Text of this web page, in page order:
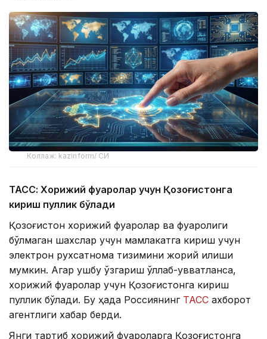
Коллаж: kazinform/ СИ
ТАСС: Хорижий фуқаролар учун Қозоғистонга
кириш пуллик бўлади
Қозоғистон хорижий фуқаролар ва фуқаролиги
бўлмаган шахслар учун мамлакатга кириш учун
электрон рухсатнома тизимини жорий қилиши
мумкин. Агар ушбу ўзгариш қўллаб-қувватланса,
хорижий фуқаролар учун Қозоғистонга кириш
пуллик бўлади. Бу ҳақда Россиянинг ТАСС ахборот
агентлиги хабар берди.
Янги тартиб хорижий фуқароларга Қозоғистонга